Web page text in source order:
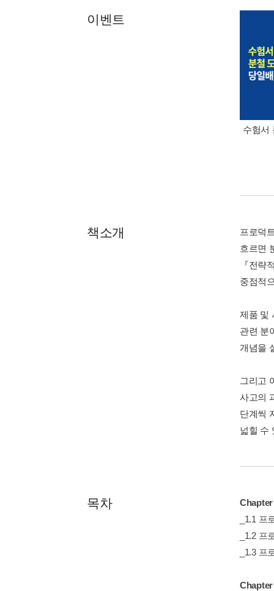
이벤트
수험서
책소개
프로덕
흐르면
『전략
중점적
제품 및
관련 분
개념을
그리고
사고의
단계씩
넓힐 수
목차
Chapter
_1.1
_1.2
_1.3
Chapter